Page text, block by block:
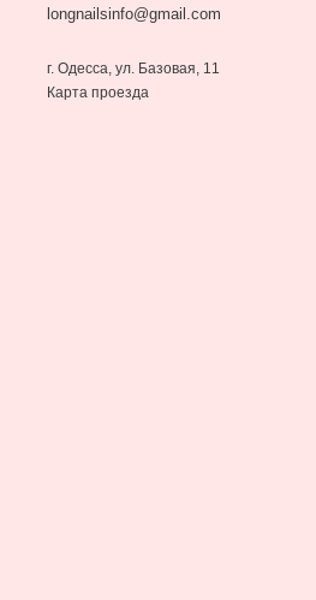
longnailsinfo@gmail.com
г. Одесса, ул. Базовая, 11
Карта проезда